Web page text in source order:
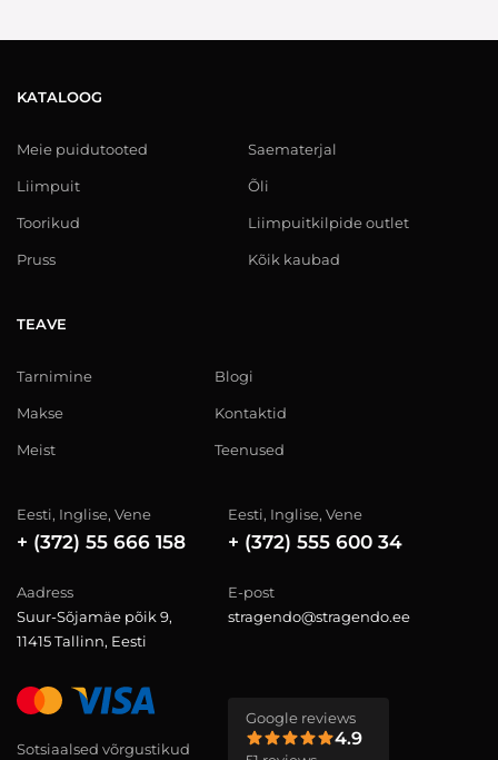
KATALOOG
Meie puidutooted
Liimpuit
Toorikud
Pruss
Saematerjal
Õli
Liimpuitkilpide outlet
Kõik kaubad
TEAVE
Tarnimine
Makse
Meist
Blogi
Kontaktid
Teenused
Eesti, Inglise, Vene
+ (372) 55 666 158
Eesti, Inglise, Vene
+ (372) 555 600 34
Aadress
Suur-Sõjamäe põik 9,
11415 Tallinn, Eesti
E-post
stragendo@stragendo.ee
Sotsiaalsed võrgustikud
Google reviews
4.9